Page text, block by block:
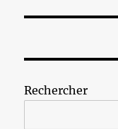
Rechercher